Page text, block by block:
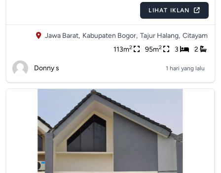
LIHAT IKLAN
Jawa Barat, Kabupaten Bogor, Tajur Halang, Citayam
113m2 95m2 3 2
Donny s 1 hari yang lalu